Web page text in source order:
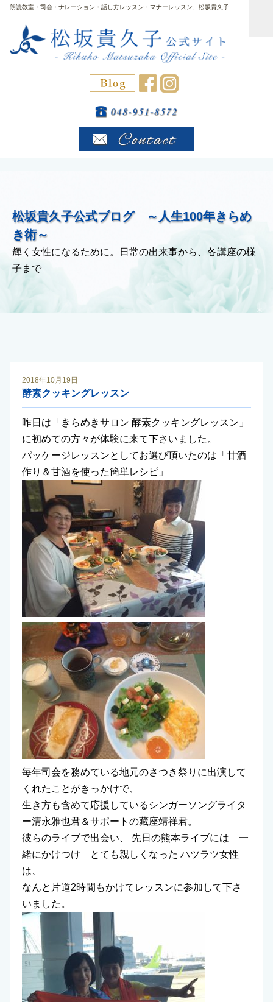
朗読教室・司会・ナレーション・話し方レッスン・マナーレッスン、松坂貴久子
松坂貴久子公式ブログ ～人生100年きらめ
き術～
輝く女性になるために。日常の出来事から、各講座の様
子まで
2018年10月19日
酵素クッキングレッスン
昨日は「きらめきサロン 酵素クッキングレッスン」
に初めての方々が体験に来て下さいました。
パッケージレッスンとしてお選び頂いたのは「甘酒
作り＆甘酒を使った簡単レシピ」
毎年司会を務めている地元のさつき祭りに出演して
くれたことがきっかけで、
生き方も含めて応援しているシンガーソングライタ
ー清永雅也君＆サポートの藏座靖祥君。
彼らのライブで出会い、 先日の熊本ライブには 一
緒にかけつけ とても親しくなった ハツラツ女性
は、
なんと片道2時間もかけてレッスンに参加して下さ
いました。